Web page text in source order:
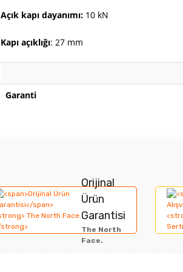
Açık kapı dayanımı: 10 kN
Kapı açıklığı: 27 mm
Garanti
Görüş ve önerileriniz için teşekkür ederiz.
Ürün resmi kalitesiz, bozuk veya
Ürün açıklamasında eksik bilgiler bulunuyor.
Orijinal
Ürün
Garantisi
The North
Face.